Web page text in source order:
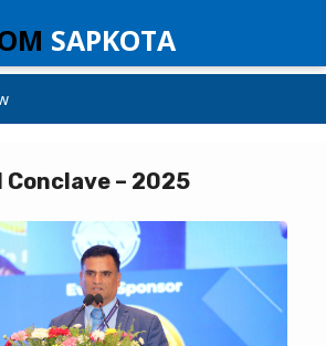
SAPKOTA
Conclave – 2025